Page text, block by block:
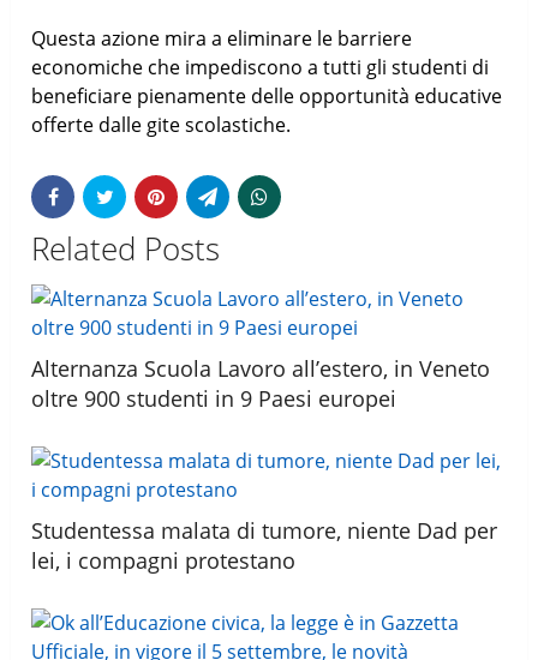
Questa azione mira a eliminare le barriere
economiche che impediscono a tutti gli studenti di
beneficiare pienamente delle opportunità educative
offerte dalle gite scolastiche.
Related Posts
Alternanza Scuola Lavoro all’estero, in Veneto
oltre 900 studenti in 9 Paesi europei
Studentessa malata di tumore, niente Dad per
lei, i compagni protestano